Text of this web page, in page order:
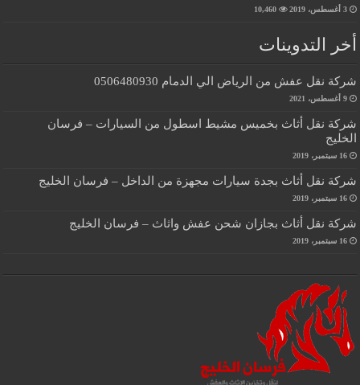
3 أغسطس، 2019 10,460
أخر التدوينات
شركة نقل عفش من الرياض الي الدمام 0506480930
9 أغسطس، 2021
شركة نقل أثاث بخميس مشيط اسطول من السيارات – فرسان
الخليج
16 سبتمبر، 2019
شركة نقل أثاث بجدة سيارات مجهزة من الداخل – فرسان الخليج
16 سبتمبر، 2019
شركة نقل أثاث بجازان شحن عفش واثاث – فرسان الخليج
16 سبتمبر، 2019